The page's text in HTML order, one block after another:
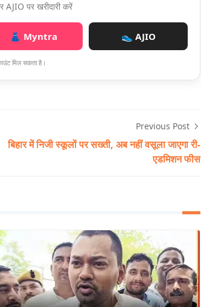
पर खरीदारी करें
👗 Myntra 👟 AJIO
मिल सकता है।
Previous Post
बिहार में निजी स्कूलों पर सख्ती, अब नहीं वसूला जाएगा री-
एडमिशन फीस